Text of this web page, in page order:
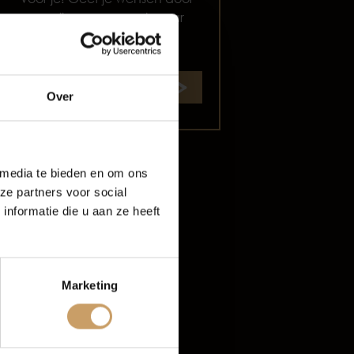
Over
te bieden en om ons
partners voor social
die u aan ze heeft
Marketing
en wij gaan op zoek naar
de perfecte match.
Start zoekopdracht
De Baaij